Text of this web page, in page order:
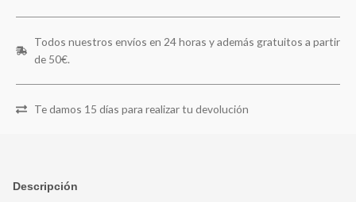
Todos nuestros envíos en 24 horas y además gratuitos a partir
de 50€.
Te damos 15 días para realizar tu devolución
Descripción